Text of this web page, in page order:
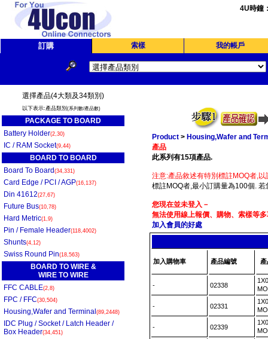
4U時鐘
訂購 索樣 我的帳戶
選擇產品(4大類及34類別)
以下表示:產品類別 (系列數/產品數)
PACKAGE TO BOARD
Battery Holder(2,30)
IC / RAM Socket(9,44)
BOARD TO BOARD
Board To Board (34,331)
Card Edge / PCI / AGP(16,137)
Din 41612(27,67)
Future Bus(10,78)
Hard Metric(1,9)
Pin / Female Header(118,4002)
Shunts(4,12)
Swiss Round Pin(18,563)
BOARD TO WIRE &
WIRE TO WIRE
FFC CABLE(2,8)
FPC / FFC(30,504)
Housing,Wafer and Terminal (89,2448)
IDC Plug / Socket / Latch Header /
Box Header(34,451)
Product > Housing,Wafer and
產品
此系列有15項產品.
注意:產品敘述有特別標註MOQ者,
標註MOQ者,最小訂購量為100個.
您現在並未登入－
無法使用線上報價、購物、索樣等
加入會員的好處
加入購物車 產品編號
- 02338
- 02331
- 02339